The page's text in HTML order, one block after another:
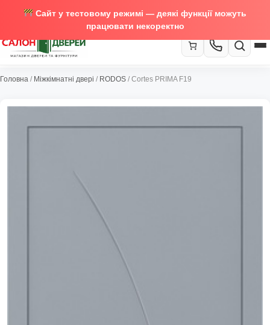
Сайт у тестовому режимі — деякі функції можуть
працювати некоректно
067-370-89-35
Головна / Міжкімнатні двері / RODOS / Cortes PRIMA F19